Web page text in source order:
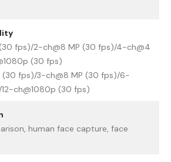
(30 fps)/2-ch@8 MP (30 fps)/4-ch@4
(30 fps)
(30 fps)/3-ch@8 MP (30 fps)/6-
ch@1080p (30 fps)
human face capture, face